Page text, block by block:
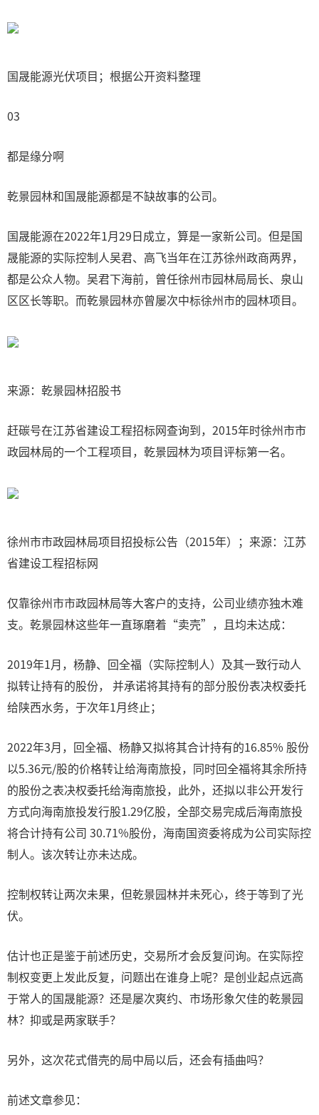
国晟能源光伏项目；根据公开资料整理
03
都是缘分啊
乾景园林和国晟能源都是不缺故事的公司。
国晟能源在2022年1月29日成立，算是一家新公司。但是国
晟能源的实际控制人吴君、高飞当年在江苏徐州政商两界，
都是公众人物。吴君下海前，曾任徐州市园林局局长、泉山
区区长等职。而乾景园林亦曾屡次中标徐州市的园林项目。
来源：乾景园林招股书
赶碳号在江苏省建设工程招标网查询到，2015年时徐州市市
政园林局的一个工程项目，乾景园林为项目评标第一名。
徐州市市政园林局项目招投标公告（2015年）；来源：江苏
省建设工程招标网
仅靠徐州市市政园林局等大客户的支持，公司业绩亦独木难
支。乾景园林这些年一直琢磨着“卖壳”，且均未达成：
2019年1月，杨静、回全福（实际控制人）及其一致行动人
拟转让持有的股份， 并承诺将其持有的部分股份表决权委托
给陕西水务，于次年1月终止；
2022年3月，回全福、杨静又拟将其合计持有的16.85% 股份
以5.36元/股的价格转让给海南旅投，同时回全福将其余所持
的股份之表决权委托给海南旅投，此外，还拟以非公开发行
方式向海南旅投发行股1.29亿股，全部交易完成后海南旅投
将合计持有公司 30.71%股份，海南国资委将成为公司实际控
制人。该次转让亦未达成。
控制权转让两次未果，但乾景园林并未死心，终于等到了光
伏。
估计也正是鉴于前述历史，交易所才会反复问询。在实际控
制权变更上发此反复，问题出在谁身上呢？是创业起点远高
于常人的国晟能源？还是屡次爽约、市场形象欠佳的乾景园
林？抑或是两家联手？
另外，这次花式借壳的局中局以后，还会有插曲吗？
前述文章参见：